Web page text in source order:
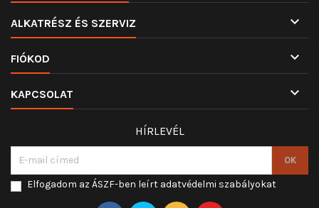
ALKATRÉSZ ÉS SZERVIZ 
FIÓKOD 
KAPCSOLAT 
HÍRLEVÉL
Elfogadom az ÁSZF-ben leírt adatvédelmi szabályokat